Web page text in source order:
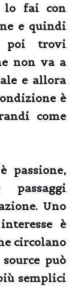
lo fai con
e quindi
poi trovi
non va a
e allora
è
come
passione,
Uno
è
circolano
può
semplici